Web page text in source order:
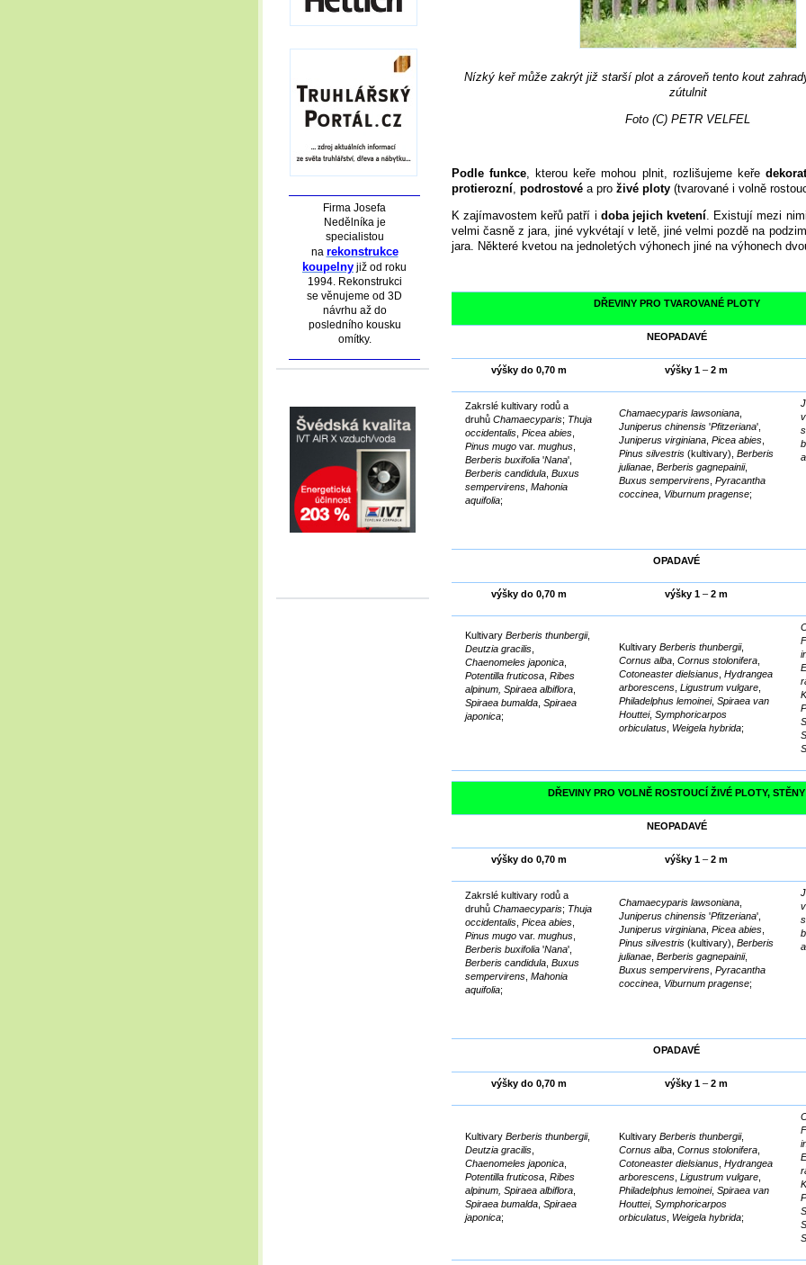
Nízký keř může zakrýt již starší plot a zároveň tento kout
zútulnit
Foto (C) PETR VELFEL
Podle funkce , kterou keře mohou plnit, rozlišujeme keře
protierozní podrostové a pro živé ploty (tvarované i volně
K zajímavostem keřů patří i doba jejich kvetení . Existují mezi
velmi časně z jara, jiné vykvétají v letě, jiné velmi pozdě na
jara. Některé kvetou na jednoletých výhonech jiné na výhonech
DŘEVINY PRO TVAROVANÉ PLOTY
NEOPADAVÉ
výšky do 0,70 m výšky 1 – 2 m
Zakrslé kultivary rodů a
druhů Chamaecyparis; Thuja
occidentalis Picea abies
Pinus mugo var. mughus
Berberis buxifolia 'Nana',
Berberis candidula Buxus
sempervirens Mahonia
aquifolia;
Chamaecyparis lawsoniana
Juniperus chinensis 'Pfitzeriana',
Juniperus virginiana Picea abies
Pinus silvestris (kultivary), Berberis
julianae Berberis gagnepainii,
Buxus sempervirens Pyracantha
coccinea Viburnum pragense;
OPADAVÉ
výšky do 0,70 m výšky 1 – 2 m
Kultivary Berberis thunbergii,
Deutzia gracilis
Chaenomeles japonica
Potentilla fruticosa Ribes
alpinum, Spiraea albiflora
Spiraea bumalda Spiraea
japonica;
Kultivary Berberis thunbergii,
Cornus alba Cornus stolonifera
Cotoneaster dielsianus Hydrangea
arborescens Ligustrum vulgare
Philadelphus lemoinei, Spiraea van
Houttei, Symphoricarpos
orbiculatus Weigela hybrida;
DŘEVINY PRO VOLNĚ ROSTOUCÍ ŽIVÉ PLOTY, STĚNY
NEOPADAVÉ
výšky do 0,70 m výšky 1 – 2 m
Zakrslé kultivary rodů a
druhů Chamaecyparis; Thuja
occidentalis Picea abies
Pinus mugo var. mughus
Berberis buxifolia 'Nana',
Berberis candidula Buxus
sempervirens Mahonia
aquifolia;
Chamaecyparis lawsoniana
Juniperus chinensis 'Pfitzeriana',
Juniperus virginiana Picea abies
Pinus silvestris (kultivary), Berberis
julianae Berberis gagnepainii,
Buxus sempervirens Pyracantha
coccinea Viburnum pragense;
OPADAVÉ
výšky do 0,70 m výšky 1 – 2 m
Kultivary Berberis thunbergii,
Deutzia gracilis
Chaenomeles japonica
Potentilla fruticosa Ribes
alpinum, Spiraea albiflora
Spiraea bumalda Spiraea
japonica;
Kultivary Berberis thunbergii,
Cornus alba Cornus stolonifera
Cotoneaster dielsianus Hydrangea
arborescens Ligustrum vulgare
Philadelphus lemoinei, Spiraea van
Houttei, Symphoricarpos
orbiculatus Weigela hybrida;
Firma Josefa
Nedělníka je
specialistou
na rekonstrukce
koupelny již od roku
1994. Rekonstrukci
se věnujeme od 3D
návrhu až do
posledního kousku
omítky.